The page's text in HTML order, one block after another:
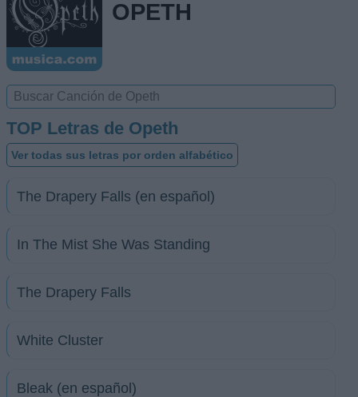
OPETH
TOP Letras de Opeth
Ver todas sus letras por orden alfabético
The Drapery Falls (en español)
In The Mist She Was Standing
The Drapery Falls
White Cluster
Bleak (en español)